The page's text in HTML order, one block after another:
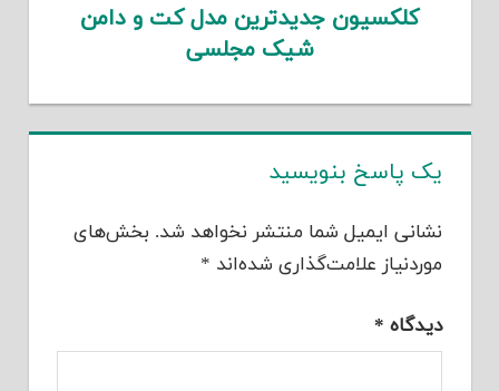
کلکسیون جدیدترین مدل کت و دامن
شیک مجلسی
یک پاسخ بنویسید
نشانی ایمیل شما منتشر نخواهد شد. بخش‌های
موردنیاز علامت‌گذاری شده‌اند *
دیدگاه *